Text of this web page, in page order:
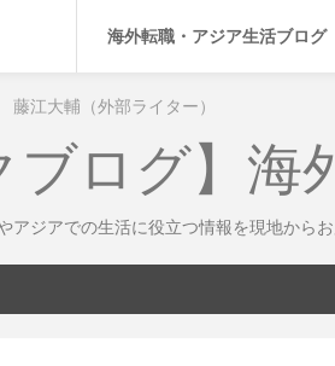
海外転職・アジア生活ブログ
藤江大輔（外部ライター）
ブログ】
アジアでの生活に役立つ情報を現地からお